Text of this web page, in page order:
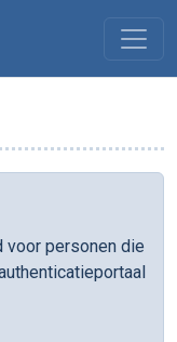
personen die